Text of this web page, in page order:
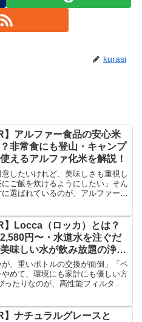
kurasi
】アルファー食品の安心米
非常食にも登山・キャンプ
えるアルファ化米を解説！
したいけれど、美味しさも重視し
ご飯を炊けるようにしたい」そん
選ばれているのが、アルファー食
】Locca（ロッカ）とは？
円〜・水道水を注ぐだ
味しい水が飲み放題の浄水
ォーターサーバーを徹底解
、重いボトルの交換が面倒」「ペ
めて、環境にも家計にも優しい方
たりなのが、高性能フィルター
】ナチュラルグレースと